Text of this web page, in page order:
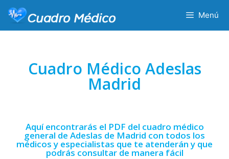
Menú
Cuadro Médico Adeslas
Madrid
Aquí encontrarás el PDF del cuadro médico
general de Adeslas de Madrid con todos los
médicos y especialistas que te atenderán y que
podrás consultar de manera fácil